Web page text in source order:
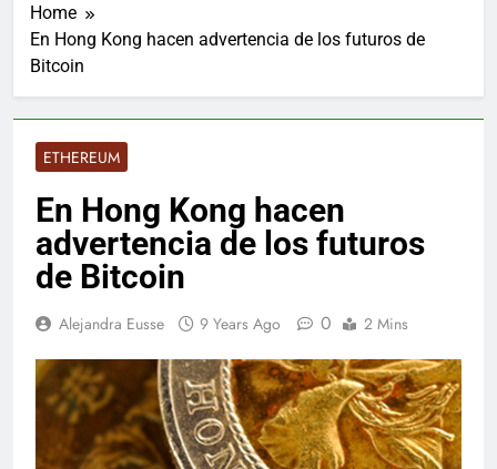
Home
En Hong Kong hacen advertencia de los futuros de
Bitcoin
ETHEREUM
En Hong Kong hacen
advertencia de los futuros
de Bitcoin
Alejandra Eusse 9 Years Ago 0 2 Mins